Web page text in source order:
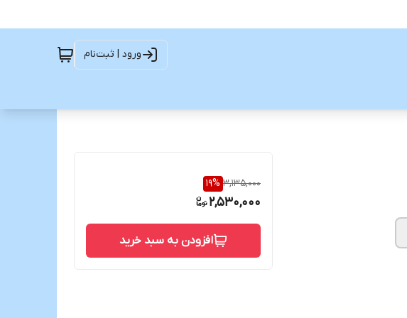
ورود | ثبت‌نام
3,135,000
19%
2,530,000
افزودن به سبد خرید